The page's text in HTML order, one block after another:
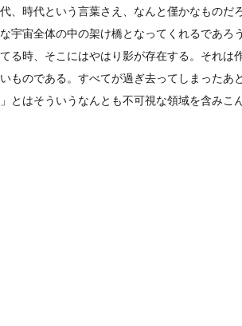
、時代という言葉さえ、なんと僅かなものだ
宇宙全体の中の架け橋となってくれるであろ
る時、そこにはやはり影が存在する。それは
ものである。すべてが過ぎ去ってしまったあ
とはそういうなんとも不可視な領域を含みこ